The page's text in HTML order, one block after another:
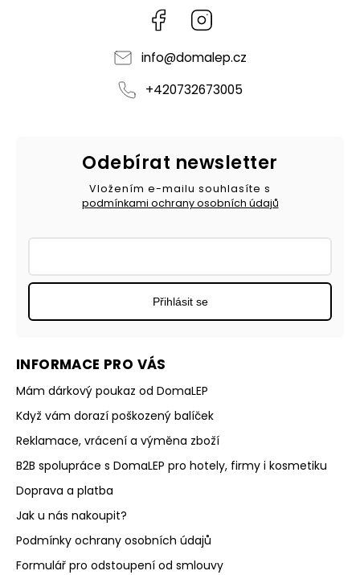
Facebook
info@domalep.cz
+420732673005
INFORMACE PRO VÁS
Mám dárkový poukaz od DomaLEP
Když vám dorazí poškozený balíček
Reklamace, vrácení a výměna zboží
B2B spolupráce s DomaLEP pro hotely, firmy i kosmetiku
Doprava a platba
Jak u nás nakoupit?
Podmínky ochrany osobních údajů
Formulář pro odstoupení od smlouvy
Odebírat newsletter
Vložením e-mailu souhlasíte s
podmínkami ochrany osobních údajů
Přihlásit se